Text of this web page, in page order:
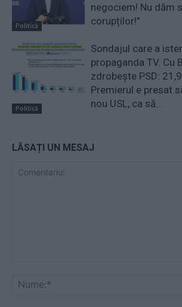
Politică
negociem! Nu dăm
corupților!”
Politică
Sondajul care a
propaganda TV. Cu
zdrobește PSD:
Premierul e presat
nou USL, ca să...
LĂSAȚI UN MESAJ